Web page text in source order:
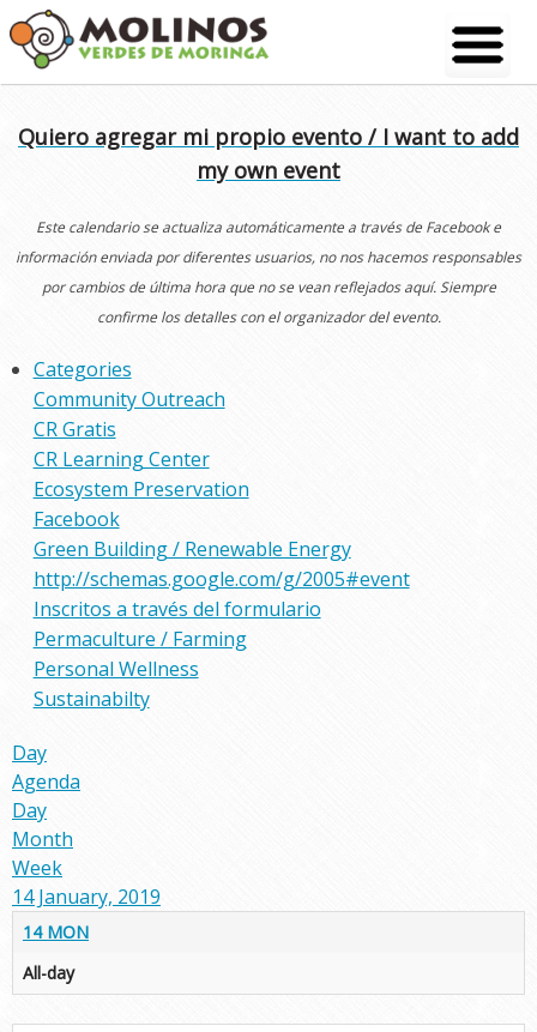
Skip
to
content
Quiero agregar mi propio evento / I want to add
my own event
Este calendario se actualiza automáticamente a través de Facebook e
información enviada por diferentes usuarios, no nos hacemos responsables
por cambios de última hora que no se vean reflejados aquí. Siempre
confirme los detalles con el organizador del evento.
Categories
Community Outreach
CR Gratis
CR Learning Center
Ecosystem Preservation
Facebook
Green Building / Renewable Energy
http://schemas.google.com/g/2005#event
Inscritos a través del formulario
Permaculture / Farming
Personal Wellness
Sustainabilty
Day
Agenda
Day
Month
Week
14 January, 2019
14 MON
All-day